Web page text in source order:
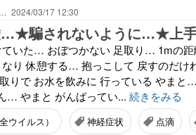
2024/03/17 12:30
…★騙されないように…★上
いた… おぼつかない 足取り… 1mの
り 休憩する… 抱っこして 戻すのだけ
りで お水を飲みに 行っている やまと
… やまと がんばってい... 続きをみる
ウイルス） 神経症状 点滴